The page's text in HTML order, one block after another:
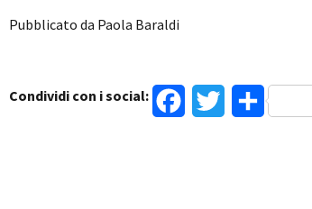
Pubblicato da Paola Baraldi
Condividi con i social: FacebookTwitterCondividi